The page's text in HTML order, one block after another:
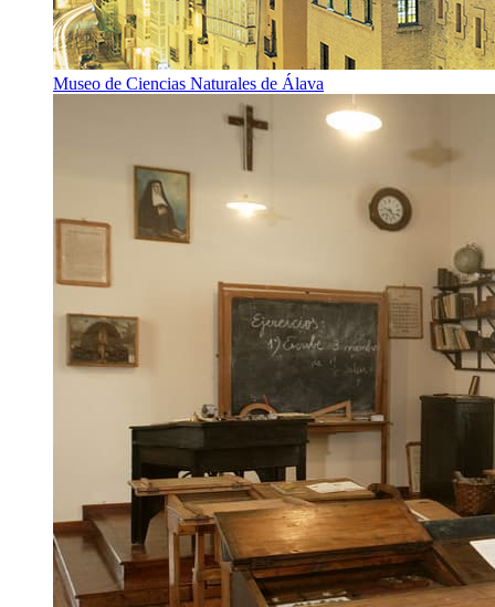
Museo de Ciencias Naturales de Álava